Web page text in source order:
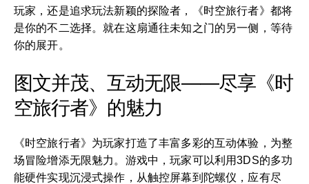
玩家，还是追求玩法新颖的探险者，《时空旅行者》都将
是你的不二选择。就在这扇通往未知之门的另一侧，等待
你的展开。
图文并茂、互动无限——尽享《时
空旅行者》的魅力
《时空旅行者》为玩家打造了丰富多彩的互动体验，为整
场冒险增添无限魅力。游戏中，玩家可以利用3DS的多功
能硬件实现沉浸式操作，从触控屏幕到陀螺仪，应有尽